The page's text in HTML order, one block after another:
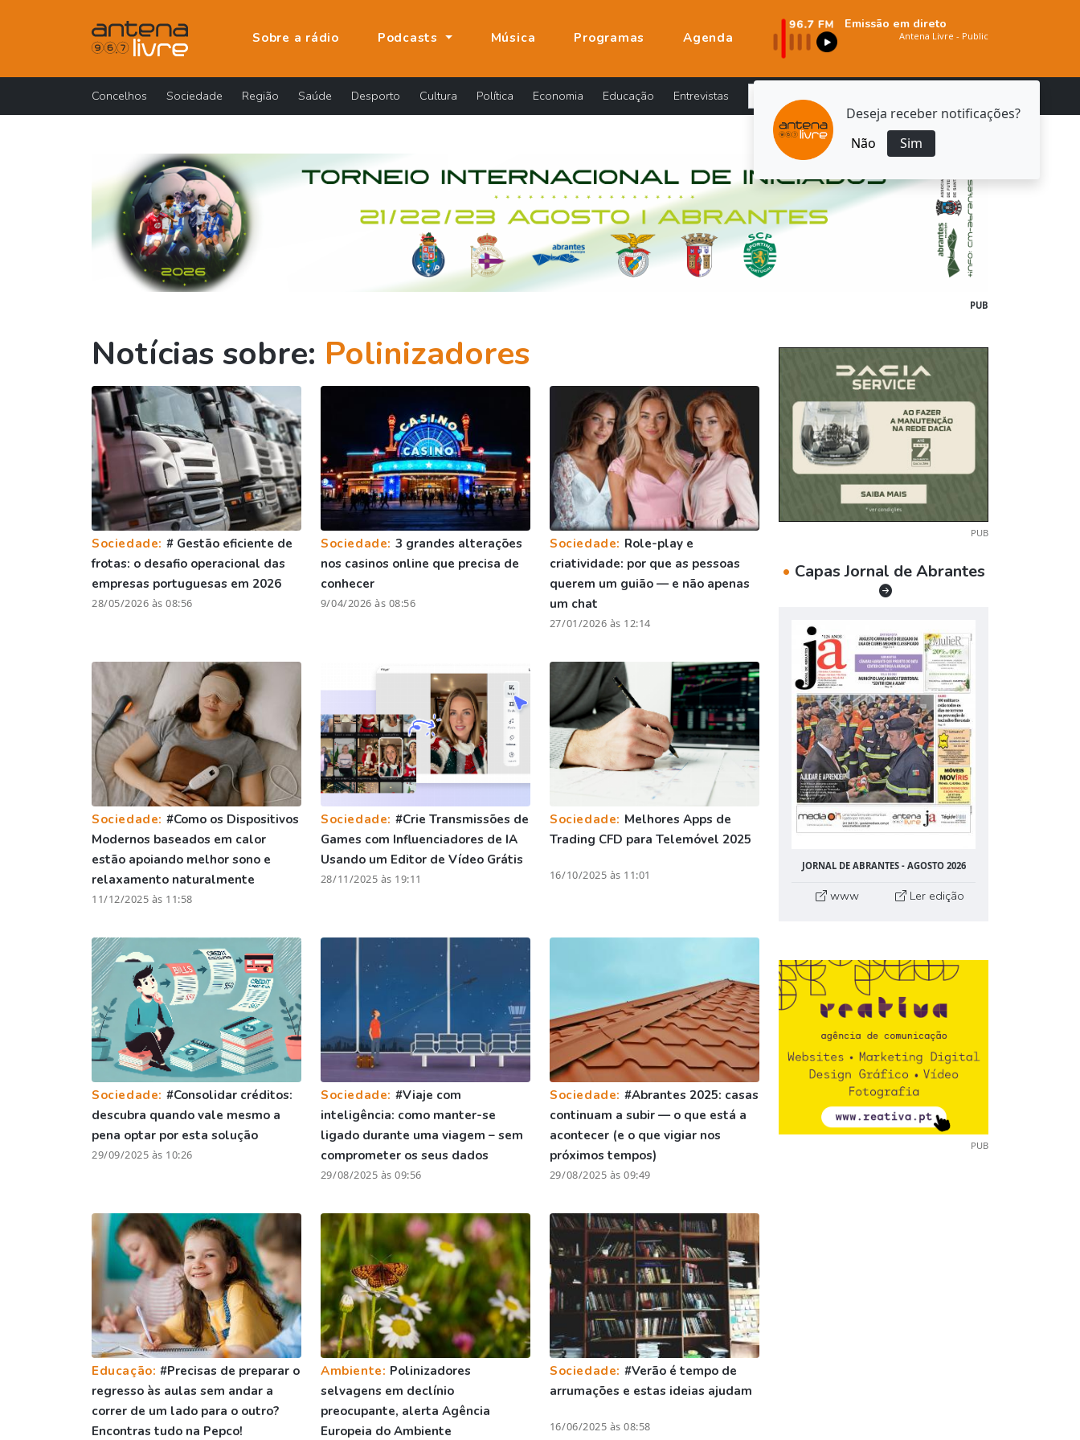
Deseja receber notificações?
Não
Sim
Sobre a rádio Podcasts Música Programas Agenda
Emissão em direto
Concelhos Sociedade Região Saúde Desporto Cultura Política Economia Educação Entrevistas
PUB
Notícias sobre: Polinizadores
Sociedade: # Gestão eficiente de
frotas: o desafio operacional das
empresas portuguesas em 2026
28/05/2026 às 08:56
Sociedade: 3 grandes alterações
nos casinos online que precisa de
conhecer
9/04/2026 às 08:56
Sociedade: Role-play e
criatividade: por que as pessoas
querem um guião — e não apenas
um chat
27/01/2026 às 12:14
Sociedade: #Como os Dispositivos
Modernos baseados em calor
estão apoiando melhor sono e
relaxamento naturalmente
11/12/2025 às 11:58
Sociedade: #Crie Transmissões de
Games com Influenciadores de IA
Usando um Editor de Vídeo Grátis
28/11/2025 às 19:11
Sociedade: Melhores Apps de
Trading CFD para Telemóvel 2025
16/10/2025 às 11:01
Sociedade: #Consolidar créditos:
descubra quando vale mesmo a
pena optar por esta solução
29/09/2025 às 10:26
Sociedade: #Viaje com
inteligência: como manter-se
ligado durante uma viagem – sem
comprometer os seus dados
29/08/2025 às 09:56
Sociedade: #Abrantes 2025: casas
continuam a subir — o que está a
acontecer (e o que vigiar nos
próximos tempos)
29/08/2025 às 09:49
Educação:#Precisas de preparar o
regresso às aulas sem andar a
correr de um lado para o outro?
Encontras tudo na Pepco!
Ambiente: Polinizadores
selvagens em declínio
preocupante, alerta Agência
Europeia do Ambiente
Sociedade: #Verão é tempo de
arrumações e estas ideias ajudam
16/06/2025 às 08:58
PUB
• Capas Jornal de Abrantes
JORNAL DE ABRANTES - AGOSTO 2026
www Ler edição
PUB